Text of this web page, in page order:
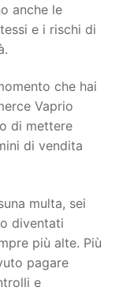
anche le
e i rischi di
che hai
Vaprio
di mettere
di vendita
multa, sei
diventati
più alte. Più
pagare
e